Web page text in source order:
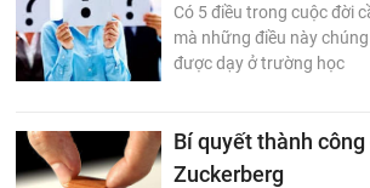
Có 5 điều trong cuộc đời
mà những điều này
được dạy ở trường học
Bí quyết thành
Zuckerberg